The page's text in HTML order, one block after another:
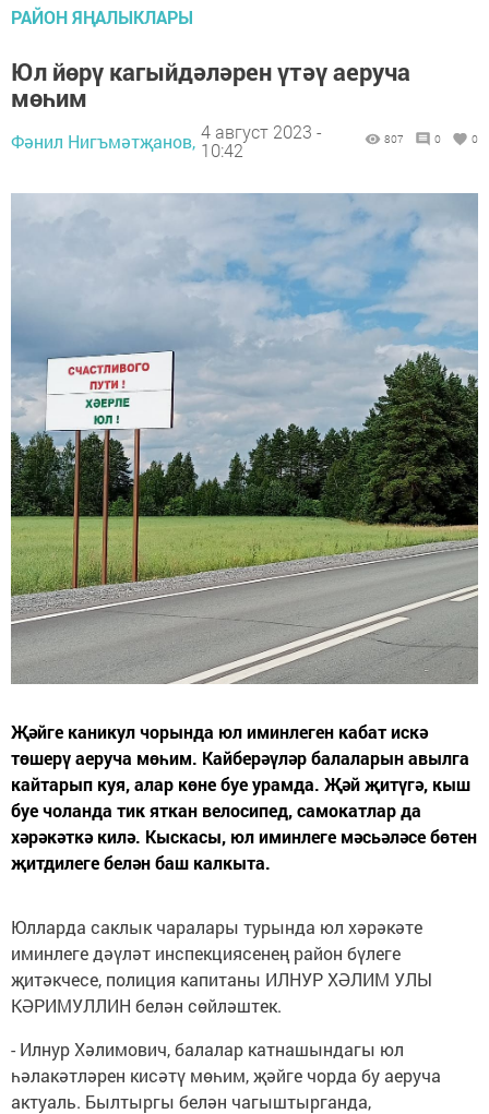
РАЙОН ЯҢАЛЫКЛАРЫ
Юл йөрү кагыйдәләрен үтәү аеруча
мөһим
Фәнил Нигъмәтҗанов, 4 август 2023 -
10:42
807 0 0
Җәйге каникул чорында юл иминлеген кабат искә
төшерү аеруча мөһим. Кайберәүләр балаларын авылга
кайтарып куя, алар көне буе урамда. Җәй җитүгә, кыш
буе чоланда тик яткан велосипед, самокатлар да
хәрәкәткә килә. Кыскасы, юл иминлеге мәсьәләсе бөтен
җитдилеге белән баш калкыта.
Юлларда саклык чаралары турында юл хәрәкәте
иминлеге дәүләт инспекцияcенең район бүлеге
җитәкчесе, полиция капитаны ИЛНУР ХӘЛИМ УЛЫ
КӘРИМУЛЛИН белән сөйләштек.
- Илнур Хәлимович, балалар катнашындагы юл
һәлакәтләрен кисәтү мөһим, җәйге чорда бу аеруча
актуаль. Былтыргы белән чагыштырганда,